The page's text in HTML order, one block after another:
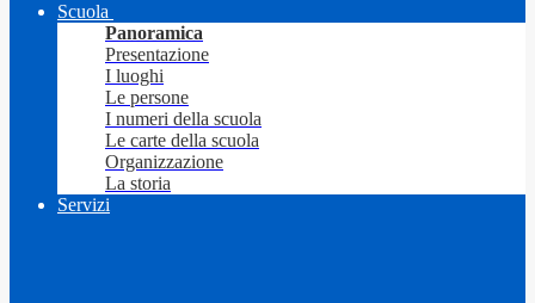
Scuola
Panoramica
Presentazione
I luoghi
Le persone
I numeri della scuola
Le carte della scuola
Organizzazione
La storia
Servizi